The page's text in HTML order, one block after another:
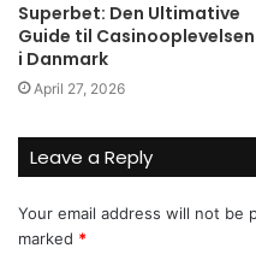
Superbet: Den Ultimative
Guide til Casinooplevelsen
i Danmark
April 27, 2026
Leave a Reply
Your email address will not be
marked *